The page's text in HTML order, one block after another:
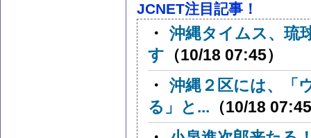
JCNET注目記事！
・ 沖縄タイムス、琉
す （10/18 07:45）
・ 沖縄２区には、「
る」と... （10/18